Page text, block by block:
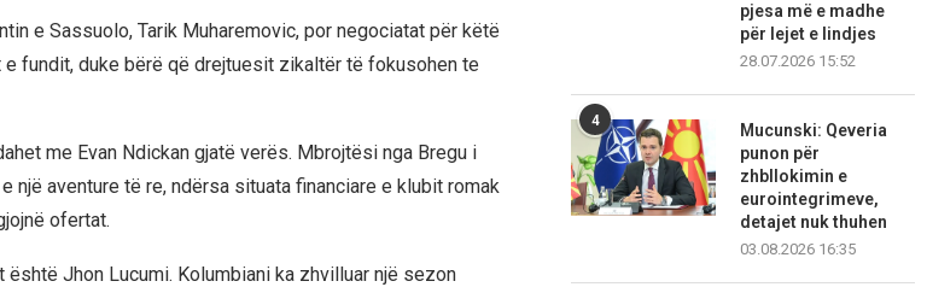
e Sassuolo, Tarik Muharemovic, por negociatat për këtë
e fundit, duke bërë që drejtuesit zikaltër të fokusohen te
me Evan Ndickan gjatë verës. Mbrojtësi nga Bregu i
një aventure të re, ndërsa situata financiare e klubit romak
ofertat.
Jhon Lucumi. Kolumbiani ka zhvilluar një sezon
pjesa më e madhe
për lejet e lindjes
28.07.2026 15:52
4
Mucunski: Qeveria
punon për
zhbllokimin e
eurointegrimeve,
detajet nuk thuhen
03.08.2026 16:35